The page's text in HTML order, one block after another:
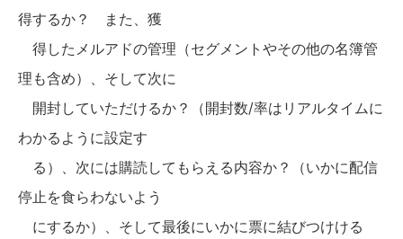
得するか？ また、獲
得したメルアドの管理（セグメントやその他の名簿管
理も含め）、そして次に
開封していただけるか？（開封数/率はリアルタイムに
わかるように設定す
る）、次には購読してもらえる内容か？（いかに配信
停止を食らわないよう
にするか）、そして最後にいかに票に結びつけける